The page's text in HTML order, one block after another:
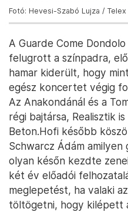
Fotó: Hevesi-Szabó Lujza / Telex
A Guarde Come
felugrott a színpadra,
hamar kiderült, hogy
egész koncertet végig
Az Anakondánál és a
régi bajtársa, Realisztik
Beton.Hofi később
Schwarcz Ádám
olyan későn kezdte
két év előadói
meglepetést, ha valaki
töltögetni, hogy kilépett